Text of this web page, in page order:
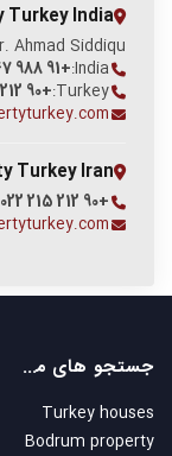
Turkey India
Ahmad Siddiqu
India:
+91 988 047 2555
Turkey:
+90 212 215 0022
Turkey Iran
+90 212 215 0022
جستجو های محبوب
Turkey houses
Bodrum property